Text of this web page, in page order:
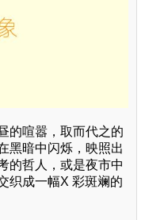
的喧嚣，取而代之的
黑暗中闪烁，映照出
的哲人，或是夜市中
织成一幅X 彩斑斓的